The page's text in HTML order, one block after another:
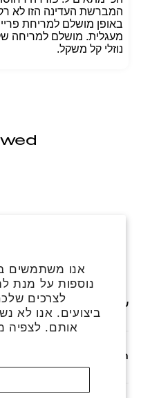
אנו משתמשים
נוספות על מנת
לצרכים
ביצועים. אנו לא
אותם. לצפיה
המברשת העדינה הזו לא
באופן מושלם למריחת
מעגלית. מושלם למריחה
נוזלי קל משקל.
פייסבוק
שירותים נוספים
חנות